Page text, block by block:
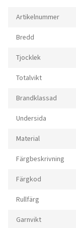
Artikelnummer
Bredd
Tjocklek
Totalvikt
Brandklassad
Undersida
Material
Färgbeskrivning
Färgkod
Rullfärg
Garnvikt